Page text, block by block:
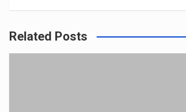
Related Posts